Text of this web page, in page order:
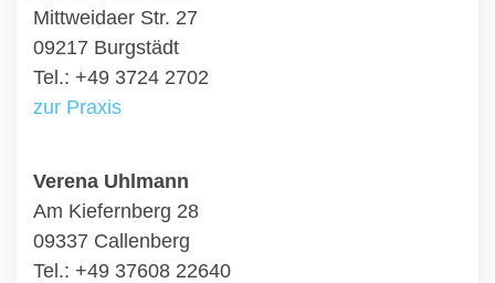
Mittweidaer Str. 27
09217 Burgstädt
Tel.: +49 3724 2702
zur Praxis
Verena Uhlmann
Am Kiefernberg 28
09337 Callenberg
Tel.: +49 37608 22640